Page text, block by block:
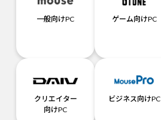
一般向けPC ゲーム向けPC
クリエイター
向けPC
ビジネス向けPC